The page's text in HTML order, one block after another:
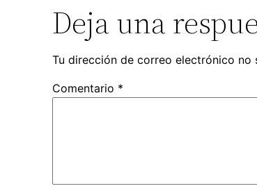
Deja una
Tu dirección de correo electrónico no
Comentario *